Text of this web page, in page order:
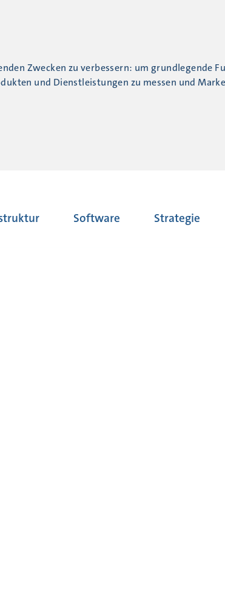
Zwecken zu verbessern: um grundlegende
und Dienstleistungen zu messen und
Software Strategie